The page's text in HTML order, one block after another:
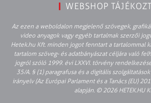
WEBSHOP
Az ezen a weboldalon megjelenő szövegek,
video anyagok vagy egyéb tartalmak szerzői
Hetek.hu Kft. minden jogot fenntart a tartalommal
tartalom szöveg- és adatbányászat céljára való
jogról szóló 1999. évi LXXVI. törvény
35/A. § (1) paragrafusa és a digitális
irányelv (Az Európai Parlament és a Tanács (EU)
alapján. © 2026 HETEK.HU